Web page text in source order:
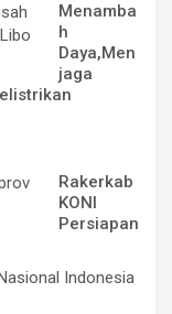
Menamba
h
Daya,Men
jaga
Rakerkab
KONI
Persiapan
Indonesia